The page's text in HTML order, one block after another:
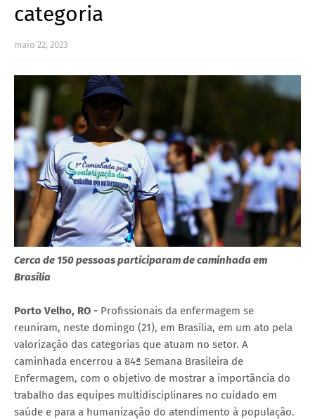
categoria
maio 22, 2023
Cerca de 150 pessoas participaram de caminhada em
Brasília
Porto Velho, RO - Profissionais da enfermagem se
reuniram, neste domingo (21), em Brasília, em um ato pela
valorização das categorias que atuam no setor. A
caminhada encerrou a 84ª Semana Brasileira de
Enfermagem, com o objetivo de mostrar a importância do
trabalho das equipes multidisciplinares no cuidado em
saúde e para a humanização do atendimento à população.